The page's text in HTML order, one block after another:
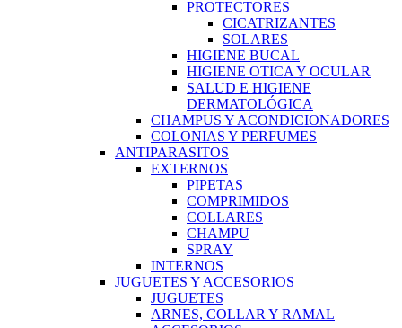
PROTECTORES
CICATRIZANTES
SOLARES
HIGIENE BUCAL
HIGIENE OTICA Y OCULAR
SALUD E HIGIENE
DERMATOLÓGICA
CHAMPUS Y ACONDICIONADORES
COLONIAS Y PERFUMES
ANTIPARASITOS
EXTERNOS
PIPETAS
COMPRIMIDOS
COLLARES
CHAMPU
SPRAY
INTERNOS
JUGUETES Y ACCESORIOS
JUGUETES
ARNES, COLLAR Y RAMAL